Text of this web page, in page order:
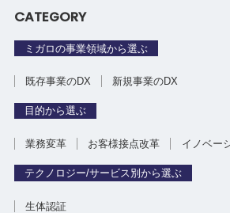
CATEGORY
ミガロの事業領域から選ぶ
既存事業のDX 新規事業のDX
目的から選ぶ
業務変革 お客様接点改革 イノベー
テクノロジー/サービス別から選ぶ
生体認証